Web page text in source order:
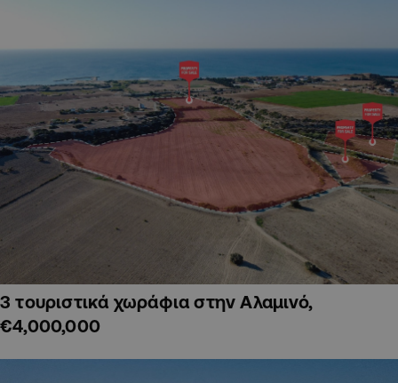
3 τουριστικά χωράφια στην Αλαμινό,
€4,000,000